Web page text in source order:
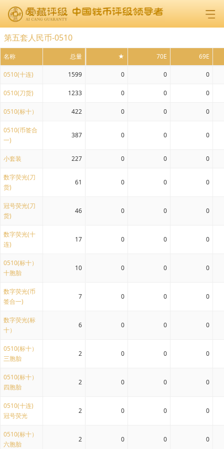
第五套人民币-0510
名称 总量 ★ 70E 69E
0510(十连) 1599 0 0 0
0510(刀货) 1233 0 0 0
0510(标十） 422 0 0 0
0510(币签合
一)
387 0 0 0
小套装 227 0 0 0
数字荧光(刀
货)
61 0 0 0
冠号荧光(刀
货)
46 0 0 0
数字荧光(十
连)
17 0 0 0
0510(标十）
十胞胎
10 0 0 0
数字荧光(币
签合一)
7 0 0 0
数字荧光(标
十）
6 0 0 0
0510(标十）
三胞胎
2 0 0 0
0510(标十）
四胞胎
2 0 0 0
0510(十连)
冠号荧光
2 0 0 0
0510(标十）
六胞胎
2 0 0 0